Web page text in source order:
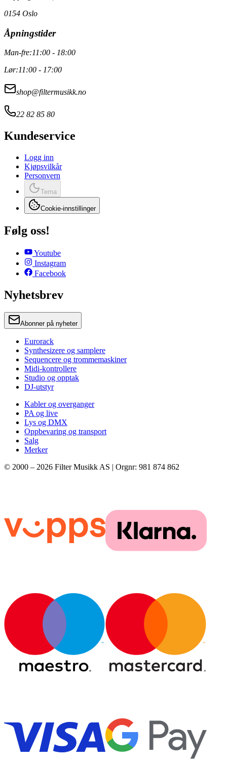
0154 Oslo
Åpningstider
Man-fre:11:00 - 18:00
Lør:11:00 - 17:00
shop@filtermusikk.no
22 82 85 80
Kundeservice
Logg inn
Kjøpsvilkår
Personvern
Tema
Cookie-innstillinger
Følg oss!
Youtube
Instagram
Facebook
Nyhetsbrev
Abonner på nyheter
Eurorack
Synthesizere og samplere
Sequencere og trommemaskiner
Midi-kontrollere
Studio og opptak
DJ-utstyr
Kabler og overganger
PA og live
Lys og DMX
Oppbevaring og transport
Salg
Merker
© 2000 – 2026 Filter Musikk AS | Orgnr: 981 874 862